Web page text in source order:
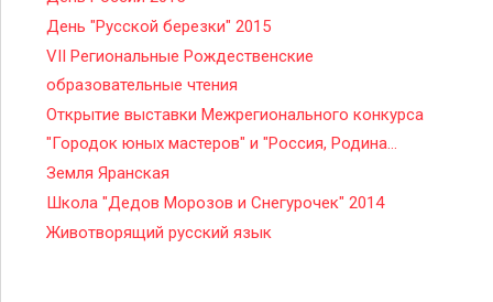
День "Русской березки" 2015
VII Региональные Рождественские
образовательные чтения
Открытие выставки Межрегионального конкурса
"Городок юных мастеров" и "Россия, Родина...
Земля Яранская
Школа "Дедов Морозов и Снегурочек" 2014
Животворящий русский язык